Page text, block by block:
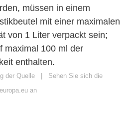
müssen in einem
mit einer maximalen
von 1 Liter verpackt sein;
maximal 100 ml der
enthalten.
der Quelle | Sehen Sie sich die
an